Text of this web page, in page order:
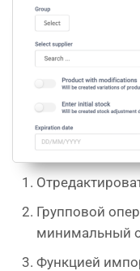
Групповой
минимальный
Функцией